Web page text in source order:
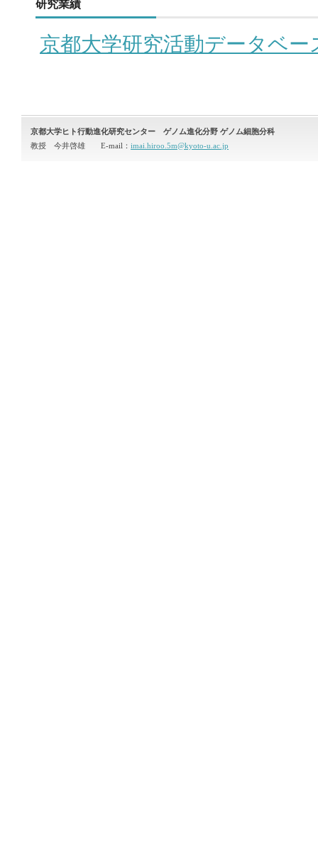
研究業績
京都大学研究活動データベー
京都大学ヒト行動進化研究センター ゲノム進化分野 ゲノム細胞分科
教授 今井啓雄 E-mail： imai.hiroo.5m@kyoto-u.ac.jp